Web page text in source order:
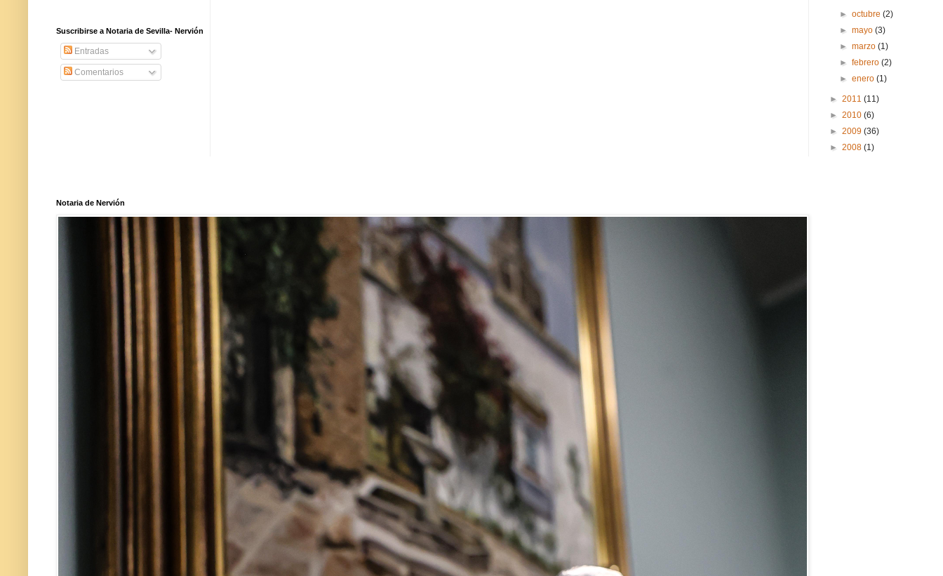
Suscribirse a Notaria de Sevilla- Nervión
Entradas
Comentarios
►octubre(2)
►mayo(3)
►marzo(1)
►febrero(2)
►enero(1)
► 2011 (11)
► 2010 (6)
► 2009 (36)
► 2008 (1)
Notaria de Nervión